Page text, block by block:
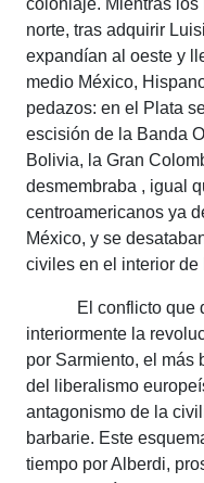
coloniaje. Mientras los
norte, tras adquirir
expandían al oeste y
medio México,
pedazos: en el Plata
escisión de la Banda
Bolivia, la Gran
desmembraba , igual
centroamericanos ya
México, y se
civiles en el interior de
El conflicto que
interiormente la
por Sarmiento, el más
del liberalismo
antagonismo de la
barbarie. Este
tiempo por Alberdi,